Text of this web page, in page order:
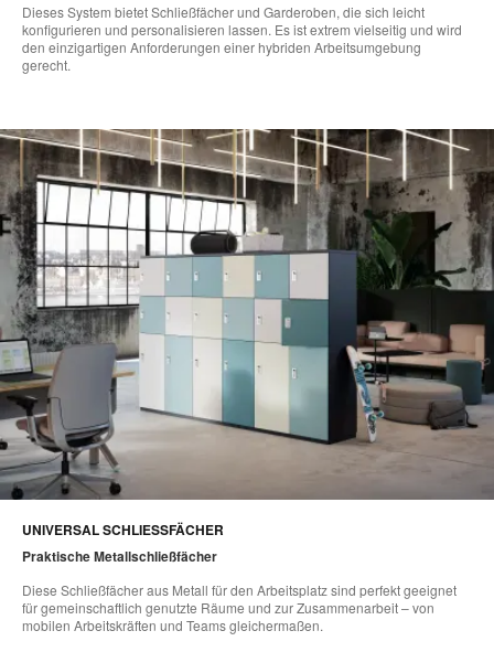
Dieses System bietet Schließfächer und Garderoben, die sich leicht
konfigurieren und personalisieren lassen. Es ist extrem vielseitig und wird
den einzigartigen Anforderungen einer hybriden Arbeitsumgebung
gerecht.
UNIVERSAL SCHLIESSFÄCHER
Praktische Metallschließfächer ​
Diese Schließfächer aus Metall für den Arbeitsplatz sind perfekt geeignet
für gemeinschaftlich genutzte Räume und zur Zusammenarbeit – von
mobilen Arbeitskräften und Teams gleichermaßen.